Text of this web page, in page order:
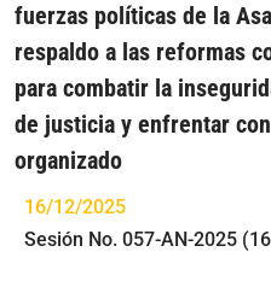
fuerzas políticas de la
respaldo a las reformas
para combatir la
de justicia y enfrentar
organizado
16/12/2025
Sesión No. 057-AN-2025